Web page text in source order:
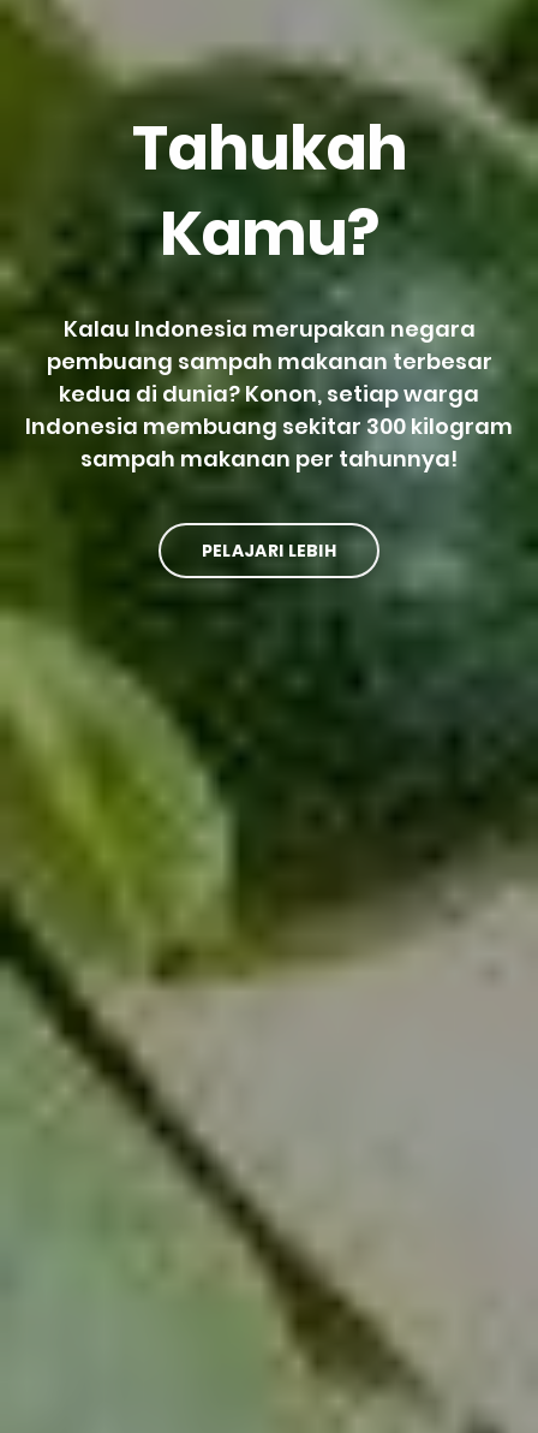
Tahukah
Kamu?
Kalau Indonesia merupakan negara
pembuang sampah makanan terbesar
kedua di dunia? Konon, setiap warga
Indonesia membuang sekitar 300 kilogram
sampah makanan per tahunnya!
PELAJARI LEBIH